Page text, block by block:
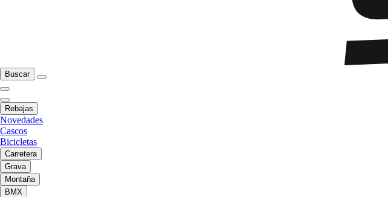
Buscar
Rebajas
Novedades
Cascos
Bicicletas
Carretera
Grava
Montaña
BMX